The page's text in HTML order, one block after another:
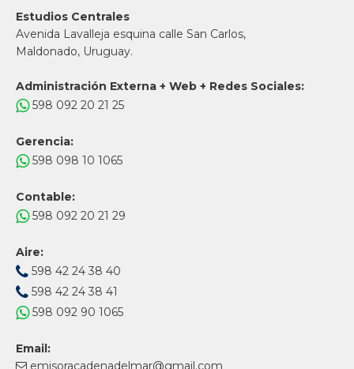
Estudios Centrales
Avenida Lavalleja esquina calle San Carlos,
Maldonado, Uruguay.
Administración Externa + Web + Redes Sociales:
598 092 20 21 25
Gerencia:
598 098 10 1065
Contable:
598 092 20 21 29
Aire:
598 42 24 38 40
598 42 24 38 41
598 092 90 1065
Email:
emisoracadenadelmar@gmail.com